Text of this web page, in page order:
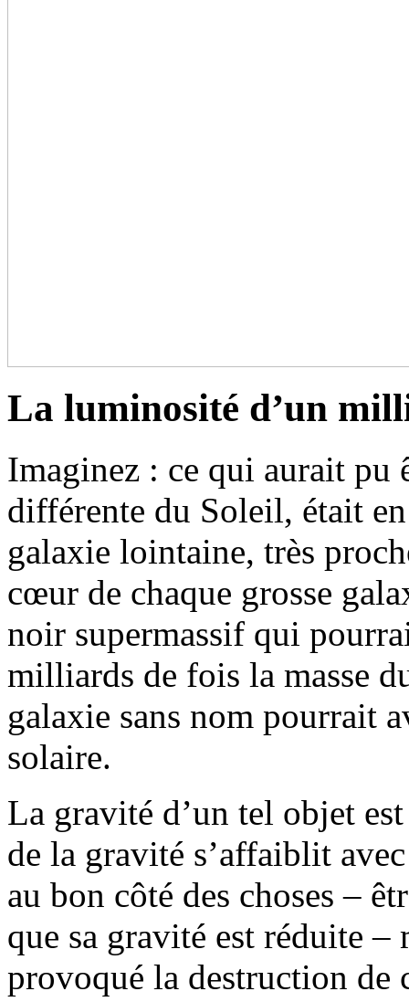
La luminosité d’un
Imaginez : ce qui aurait pu
différente du Soleil, était
galaxie lointaine, très
cœur de chaque grosse
noir supermassif qui
milliards de fois la masse
galaxie sans nom pourrait
solaire.
La gravité d’un tel objet
de la gravité s’affaiblit
au bon côté des choses –
que sa gravité est réduite –
provoqué la destruction de